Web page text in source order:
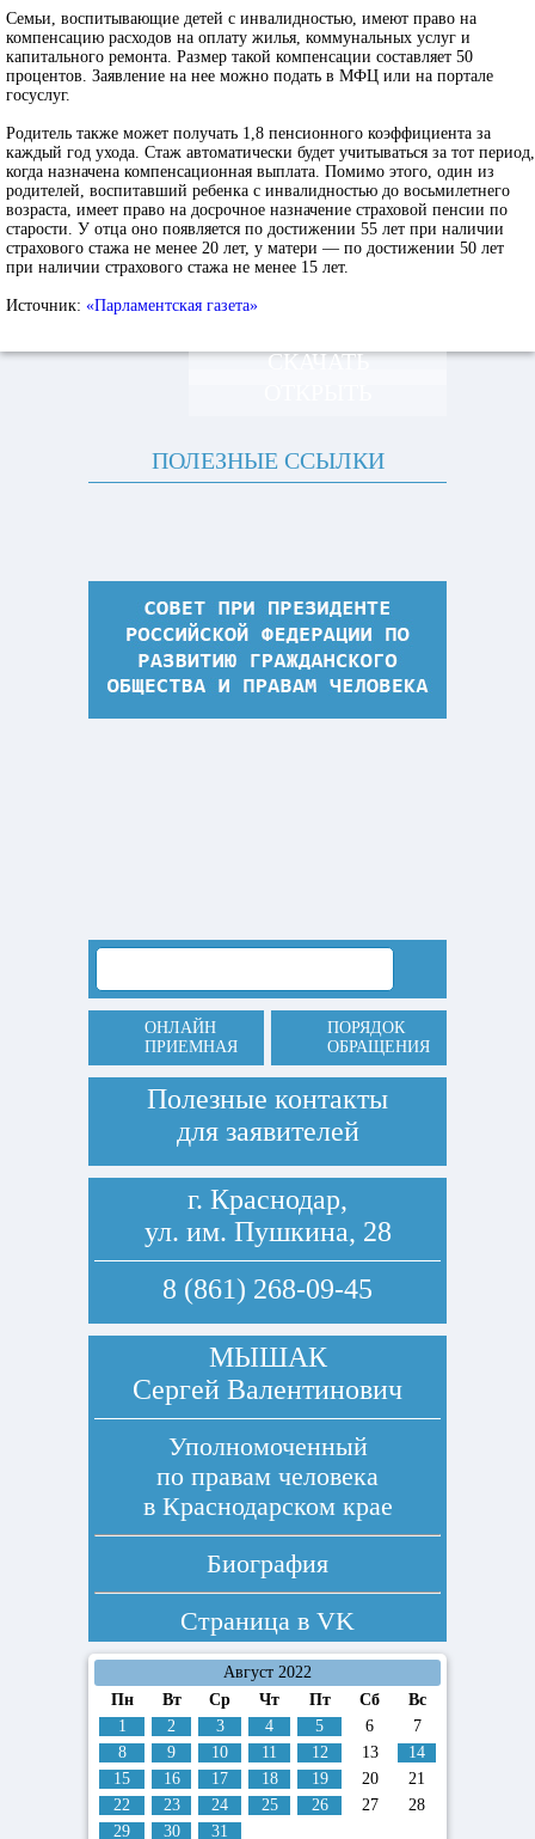
Семьи, воспитывающие детей с инвалидностью, имеют право на
компенсацию расходов на оплату жилья, коммунальных услуг и
капитального ремонта. Размер такой компенсации составляет 50
процентов. Заявление на нее можно подать в МФЦ или на портале
госуслуг.
Родитель также может получать 1,8 пенсионного коэффициента за
каждый год ухода. Стаж автоматически будет учитываться за тот период,
когда назначена компенсационная выплата. Помимо этого, один из
родителей, воспитавший ребенка с инвалидностью до восьмилетнего
возраста, имеет право на досрочное назначение страховой пенсии по
старости. У отца оно появляется по достижении 55 лет при наличии
страхового стажа не менее 20 лет, у матери — по достижении 50 лет
при наличии страхового стажа не менее 15 лет.
Источник: «Парламентская газета»
СКАЧАТЬ
ПОЛЕЗНЫЕ ССЫЛКИ
ОНЛАЙН
ПРИЕМНАЯ
ПОРЯДОК
ОБРАЩЕНИЯ
Полезные контакты
для заявителей
г. Краснодар,
ул. им. Пушкина, 28
8 (861) 268-09-45
МЫШАК
Сергей Валентинович
Уполномоченный
по правам человека
в Краснодарском крае
Биография
Страница в VK
Август 2022
Пн
Вт Ср Чт Пт Сб
Вс
1
2 3 4 5 6
7
8
9 10 11 12 13
14
15
16 17 18 19 20
21
22
23 24 25 26 27
28
29
30 31